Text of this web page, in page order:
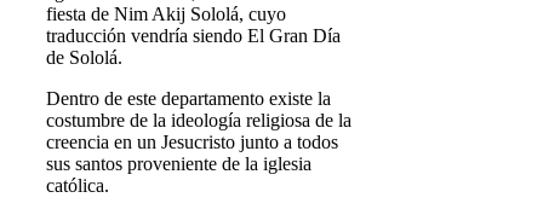
fiesta de Nim Akij Sololá, cuyo
traducción vendría siendo El Gran Día
de Sololá.
Dentro de este departamento existe la
costumbre de la ideología religiosa de la
creencia en un Jesucristo junto a todos
sus santos proveniente de la iglesia
católica.